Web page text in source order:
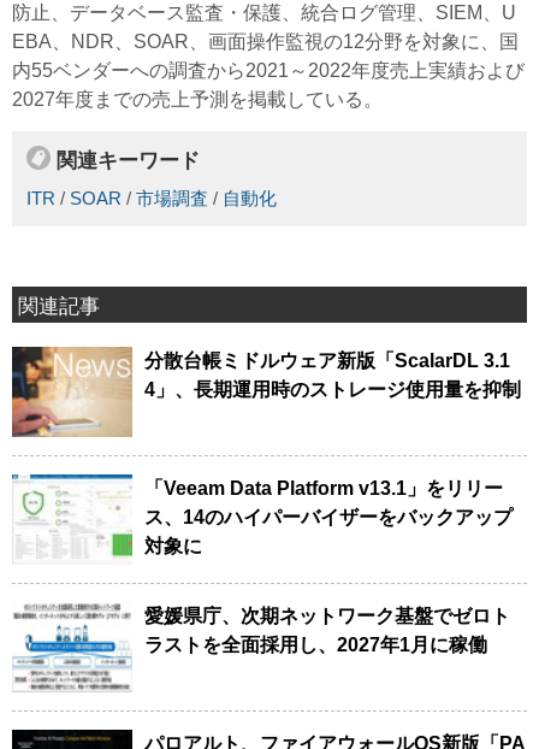
防止、データベース監査・保護、統合ログ管理、SIEM、U
EBA、NDR、SOAR、画面操作監視の12分野を対象に、国
内55ベンダーへの調査から2021～2022年度売上実績および
2027年度までの売上予測を掲載している。
関連キーワード
ITR / SOAR / 市場調査 / 自動化
関連記事
分散台帳ミドルウェア新版「ScalarDL 3.1
4」、長期運用時のストレージ使用量を抑制
「Veeam Data Platform v13.1」をリリー
ス、14のハイパーバイザーをバックアップ
対象に
愛媛県庁、次期ネットワーク基盤でゼロト
ラストを全面採用し、2027年1月に稼働
パロアルト、ファイアウォールOS新版「PA